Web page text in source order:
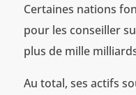
Certaines nations
pour les conseiller
plus de mille
Au total, ses actifs